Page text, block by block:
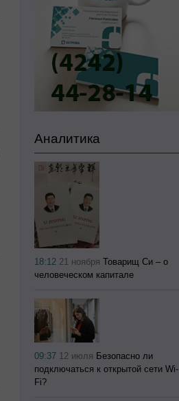
Аналитика
18:12 21 ноября Товарищ Си – о
человеческом капитале
09:37 12 июля Безопасно ли
подключаться к открытой сети Wi-
Fi?